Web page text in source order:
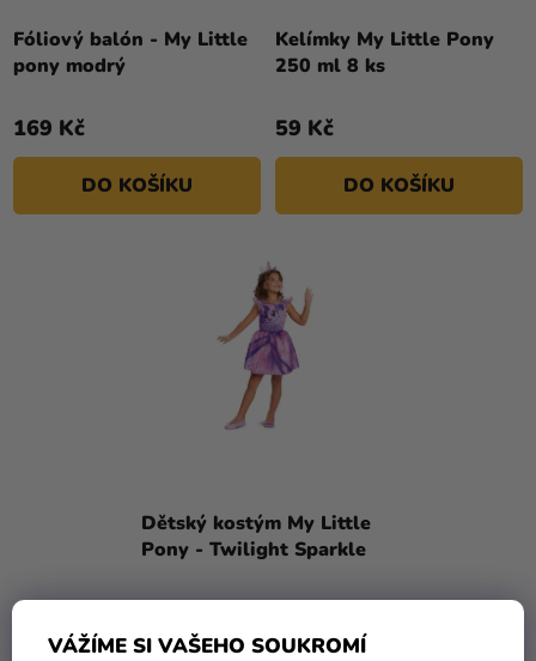
VÁŽÍME SI VAŠEHO SOUKROMÍ
Fóliový balón - My Little
pony modrý
169 Kč
DO KOŠÍKU
Kelímky My Little Pony
250 ml 8 ks
59 Kč
DO KOŠÍKU
Dětský kostým My Little
Pony - Twilight Sparkle